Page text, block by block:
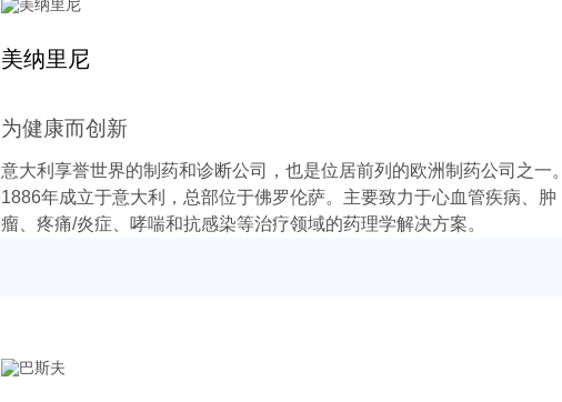
美纳里尼
为健康而创新
意大利享誉世界的制药和诊断公司，也是位居前列的欧洲制药公司之一。
1886年成立于意大利，总部位于佛罗伦萨。主要致力于心血管疾病、肿
瘤、疼痛/炎症、哮喘和抗感染等治疗领域的药理学解决方案。